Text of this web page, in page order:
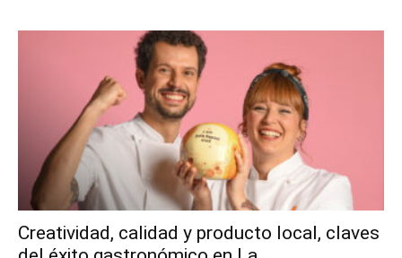
Creatividad, calidad y producto local, claves